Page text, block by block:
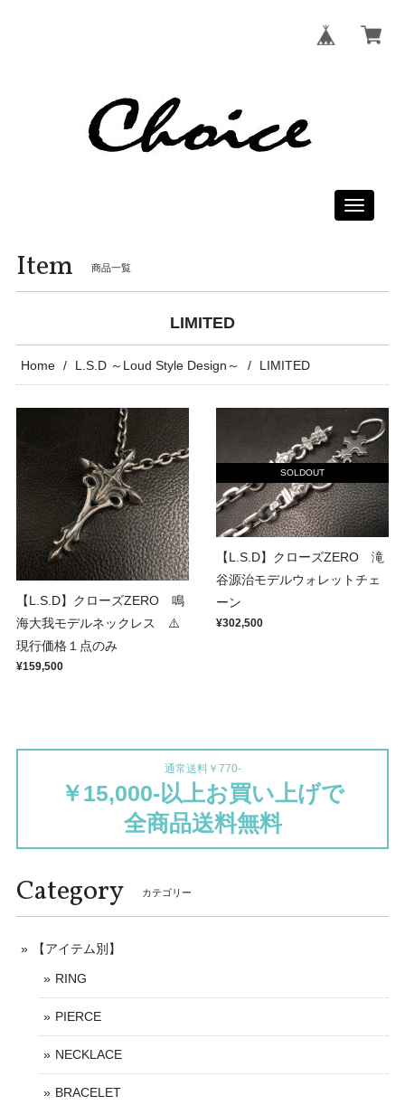
Toggle
Item 商品一覧
LIMITED
Home L.S.D ～Loud Style Design～ LIMITED
【L.S.D】クローズZERO 鳴
海大我モデルネックレス ⚠️
現行価格１点のみ
¥159,500
SOLDOUT
【L.S.D】クローズZERO 滝
谷源治モデルウォレットチェ
ーン
¥302,500
通常送料￥770-
￥15,000-以上お買い上げで
全商品送料無料
Category カテゴリー
【アイテム別】
RING
PIERCE
NECKLACE
BRACELET